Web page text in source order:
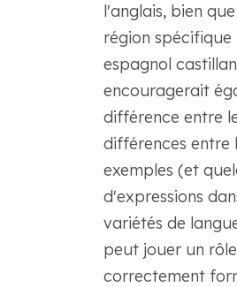
l'anglais, bien
région
espagnol
encouragerait
différence entre
différences entre
exemples (et
d'expressions
variétés de
peut jouer un
correctement